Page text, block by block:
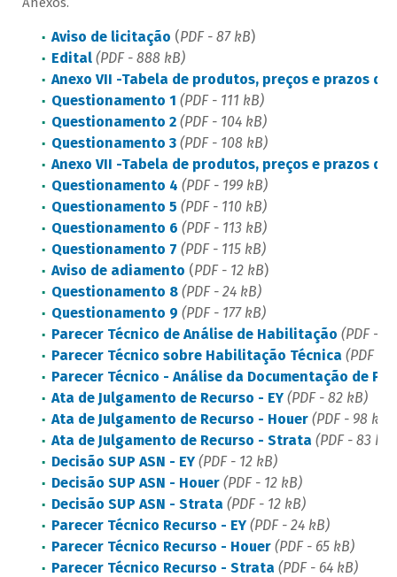
Aviso de licitação (PDF - 87 kB)
Edital(PDF - 888 kB)
Anexo VII -Tabela de produtos, preços e prazos de
Questionamento 1 (PDF - 111 kB)
Questionamento 2(PDF - 104 kB)
Questionamento 3(PDF - 108 kB)
Anexo VII -Tabela de produtos, preços e prazos
Questionamento 4 (PDF - 199 kB)
Questionamento 5 (PDF - 110 kB)
Questionamento 6 (PDF - 113 kB)
Questionamento 7 (PDF - 115 kB)
Aviso de adiamento (PDF - 12 kB)
Questionamento 8(PDF - 24 kB)
Questionamento 9 (PDF - 177 kB)
Parecer Técnico de Análise de Habilitação (PDF -
Parecer Técnico sobre Habilitação Técnica (PDF -
Parecer Técnico - Análise da Documentação de
Ata de Julgamento de Recurso - EY (PDF - 82 kB)
Ata de Julgamento de Recurso - Houer (PDF - 98 kB)
Ata de Julgamento de Recurso - Strata (PDF - 83 kB)
Decisão SUP ASN - EY (PDF - 12 kB)
Decisão SUP ASN - Houer (PDF - 12 kB)
Decisão SUP ASN - Strata (PDF - 12 kB)
Parecer Técnico Recurso - EY (PDF - 24 kB)
Parecer Técnico Recurso - Houer (PDF - 65 kB)
Parecer Técnico Recurso - Strata (PDF - 64 kB)